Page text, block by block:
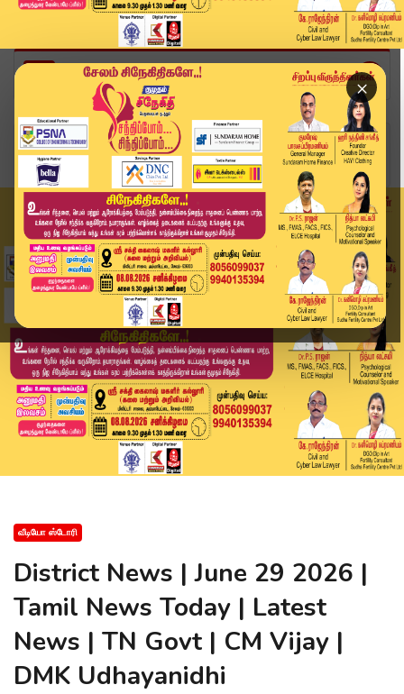
×
Home
வீடியோ ஸ்டோரி
District News | June 29 2026 | Tamil News Today...
வீடியோ ஸ்டோரி
District News | June 29 2026 |
Tamil News Today | Latest
News | TN Govt | CM Vijay |
DMK Udhayanidhi